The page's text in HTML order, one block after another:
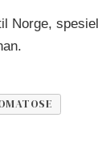
Norge,